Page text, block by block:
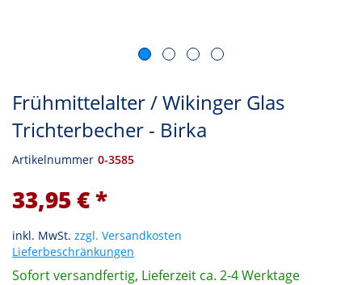
Frühmittelalter / Wikinger Glas
Trichterbecher - Birka
Artikelnummer 0-3585
33,95 € *
inkl. MwSt. zzgl. Versandkosten
Lieferbeschränkungen
Sofort versandfertig, Lieferzeit ca. 2-4 Werktage